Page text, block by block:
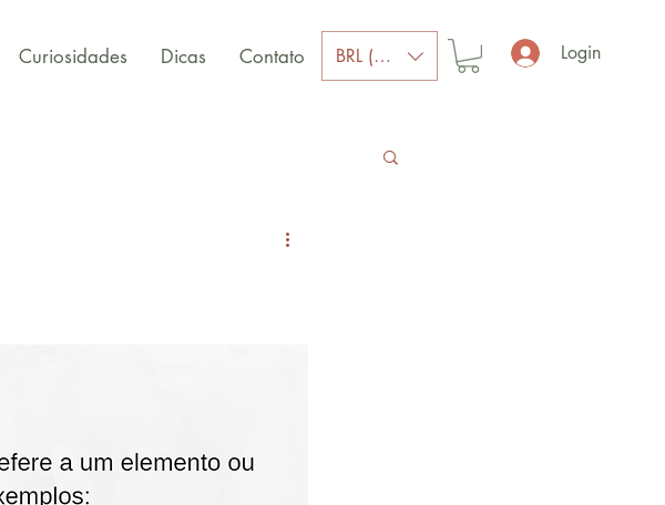
Curiosidades Dicas Contato BRL (R$) Login